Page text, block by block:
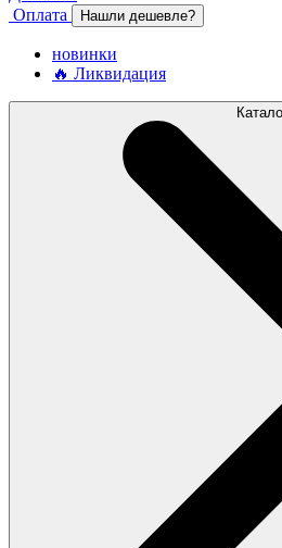
Оплата
Нашли дешевле?
новинки
🔥 Ликвидация